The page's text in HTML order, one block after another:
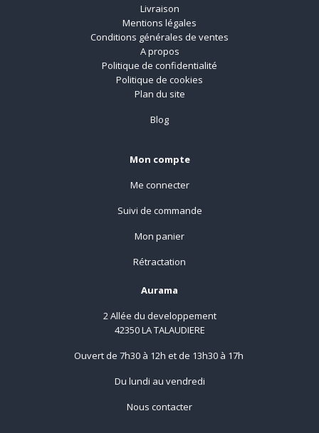
Livraison
Mentions légales
Conditions générales de ventes
A propos
Politique de confidentialité
Politique de cookies
Plan du site
Blog
Mon compte
Me connecter
Suivi de commande
Mon panier
Rétractation
Aurama
2 Allée du developpement
42350 LA TALAUDIERE
Ouvert de 7h30 à 12h et de 13h30 à 17h
Du lundi au vendredi
Nous contacter